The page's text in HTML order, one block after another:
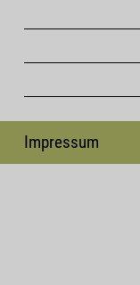
Impressum